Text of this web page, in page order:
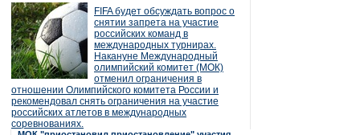
FIFA будет обсуждать вопрос о
снятии запрета на участие
российских команд в
международных турнирах.
Накануне Международный
олимпийский комитет (МОК)
отменил ограничения в
отношении Олимпийского комитета России и
рекомендовал снять ограничения на участие
российских атлетов в международных
соревнованиях.